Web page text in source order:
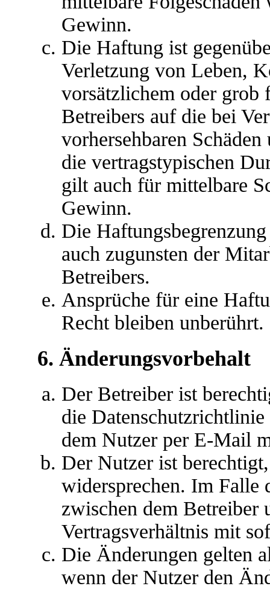
Gewinn.
Die Haftung ist
Verletzung von Leben,
vorsätzlichem oder grob
Betreibers auf die bei
vorhersehbaren
die vertragstypischen
gilt auch für mittelbare
Gewinn.
Die
auch zugunsten der
Betreibers.
Ansprüche für eine
Recht bleiben unberührt.
6. Änderungsvorbehalt
Der Betreiber ist
die
dem Nutzer per E-Mail
Der Nutzer ist
widersprechen. Im Falle
zwischen dem Betreiber
Vertragsverhältnis mit
Die Änderungen gelten
wenn der Nutzer den